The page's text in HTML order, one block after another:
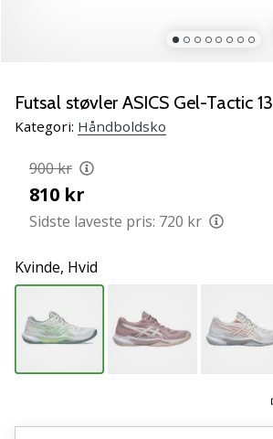
de
PUMA
Accelerate
NITRO
SQD
5
at
kende!
de
tekniske
og
Futsal støvler ASICS Gel-Tactic 13
Kategori: Håndboldsko
900 kr
810 kr
Sidste laveste pris: 720 kr
Kvinde, Hvid